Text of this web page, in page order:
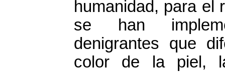
humanidad, para el
se han
denigrantes que
color de la piel,